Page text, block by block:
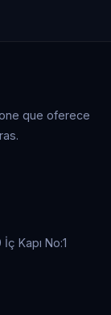
que oferece
Kapı No:1